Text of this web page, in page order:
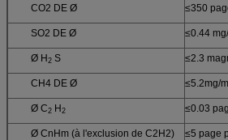
CO2 DE Ø ≤350
SO2 DE Ø ≤0.44
Ø H2 S ≤2.3
CH4 DE Ø ≤5.2mg/m
Ø C2 H2 ≤0.03
Ø CnHm (à l'exclusion de C2H2) ≤5 page